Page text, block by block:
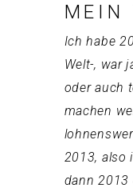
MEIN
Ich habe
Welt-, war
oder auch
machen
2013, also
dann 2013